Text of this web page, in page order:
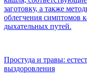
заготовку, а также
облегчения симптомов
дыхательных путей.
Простуда и травы:
выздоровления